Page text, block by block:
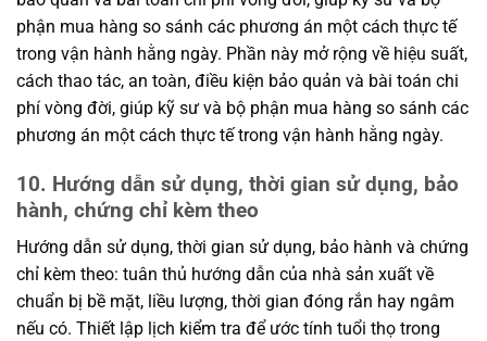
phận mua hàng so sánh các phương án một cách thực tế
trong vận hành hằng ngày. Phần này mở rộng về hiệu suất,
cách thao tác, an toàn, điều kiện bảo quản và bài toán chi
phí vòng đời, giúp kỹ sư và bộ phận mua hàng so sánh các
phương án một cách thực tế trong vận hành hằng ngày.
10. Hướng dẫn sử dụng, thời gian sử dụng, bảo
hành, chứng chỉ kèm theo
Hướng dẫn sử dụng, thời gian sử dụng, bảo hành và chứng
chỉ kèm theo: tuân thủ hướng dẫn của nhà sản xuất về
chuẩn bị bề mặt, liều lượng, thời gian đóng rắn hay ngâm
nếu có. Thiết lập lịch kiểm tra để ước tính tuổi thọ trong